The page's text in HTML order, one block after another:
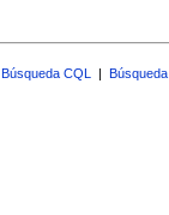
Búsqueda CQL |